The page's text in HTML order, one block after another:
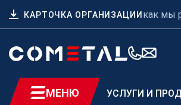
КАРТОЧКА ОРГАНИЗАЦИИкак мы
МЕНЮ УСЛУГИ И